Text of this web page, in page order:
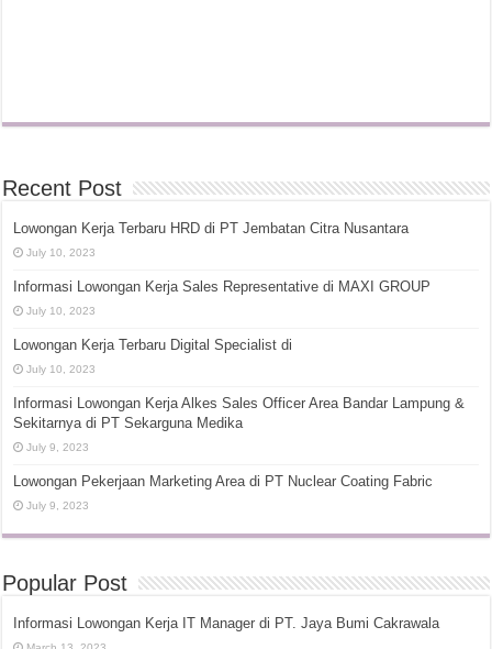
Recent Post
Lowongan Kerja Terbaru HRD di PT Jembatan Citra Nusantara
July 10, 2023
Informasi Lowongan Kerja Sales Representative di MAXI GROUP
July 10, 2023
Lowongan Kerja Terbaru Digital Specialist di
July 10, 2023
Informasi Lowongan Kerja Alkes Sales Officer Area Bandar Lampung &
Sekitarnya di PT Sekarguna Medika
July 9, 2023
Lowongan Pekerjaan Marketing Area di PT Nuclear Coating Fabric
July 9, 2023
Popular Post
Informasi Lowongan Kerja IT Manager di PT. Jaya Bumi Cakrawala